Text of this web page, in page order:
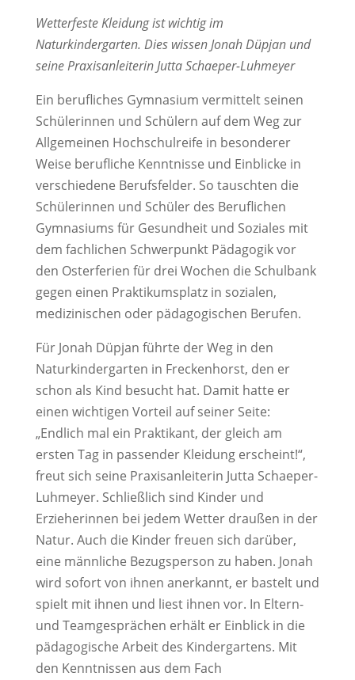
Wetterfeste Kleidung ist wichtig im
Naturkindergarten. Dies wissen Jonah Düpjan und
seine Praxisanleiterin Jutta Schaeper-Luhmeyer
Ein berufliches Gymnasium vermittelt seinen
Schülerinnen und Schülern auf dem Weg zur
Allgemeinen Hochschulreife in besonderer
Weise berufliche Kenntnisse und Einblicke in
verschiedene Berufsfelder. So tauschten die
Schülerinnen und Schüler des Beruflichen
Gymnasiums für Gesundheit und Soziales mit
dem fachlichen Schwerpunkt Pädagogik vor
den Osterferien für drei Wochen die Schulbank
gegen einen Praktikumsplatz in sozialen,
medizinischen oder pädagogischen Berufen.
Für Jonah Düpjan führte der Weg in den
Naturkindergarten in Freckenhorst, den er
schon als Kind besucht hat. Damit hatte er
einen wichtigen Vorteil auf seiner Seite:
„Endlich mal ein Praktikant, der gleich am
ersten Tag in passender Kleidung erscheint!“,
freut sich seine Praxisanleiterin Jutta Schaeper-
Luhmeyer. Schließlich sind Kinder und
Erzieherinnen bei jedem Wetter draußen in der
Natur. Auch die Kinder freuen sich darüber,
eine männliche Bezugsperson zu haben. Jonah
wird sofort von ihnen anerkannt, er bastelt und
spielt mit ihnen und liest ihnen vor. In Eltern-
und Teamgesprächen erhält er Einblick in die
pädagogische Arbeit des Kindergartens. Mit
den Kenntnissen aus dem Fach